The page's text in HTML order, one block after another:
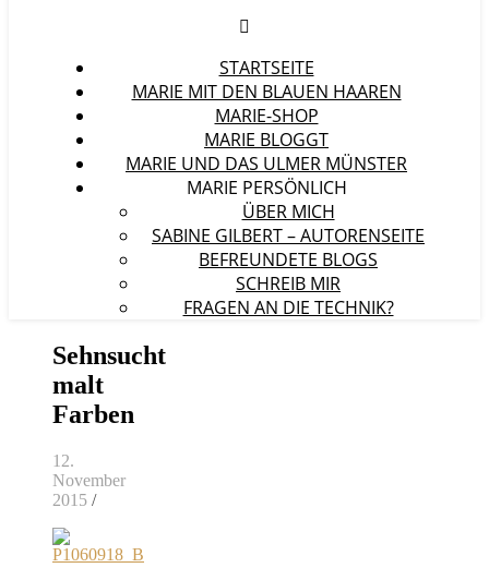
STARTSEITE
MARIE MIT DEN BLAUEN HAAREN
MARIE-SHOP
MARIE BLOGGT
MARIE UND DAS ULMER MÜNSTER
MARIE PERSÖNLICH
ÜBER MICH
SABINE GILBERT – AUTORENSEITE
BEFREUNDETE BLOGS
SCHREIB MIR
FRAGEN AN DIE TECHNIK?
Sehnsucht
malt
Farben
12.
November
2015 /